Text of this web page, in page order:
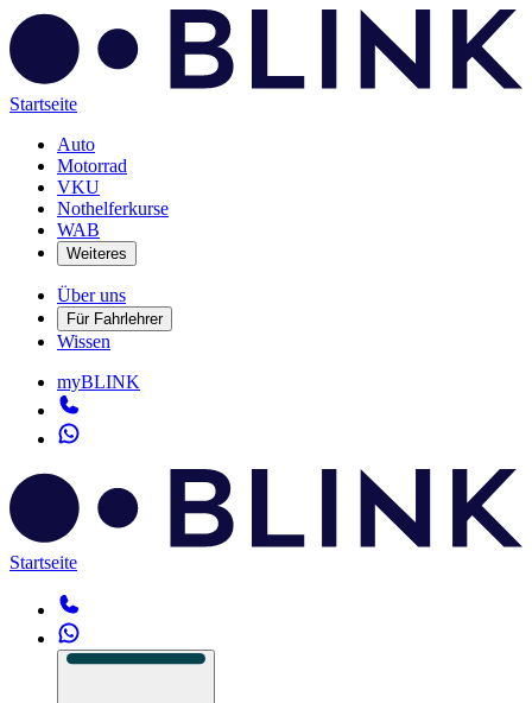
Startseite
Auto
Motorrad
VKU
Nothelferkurse
WAB
Weiteres
Über uns
Für Fahrlehrer
Wissen
myBLINK
Startseite